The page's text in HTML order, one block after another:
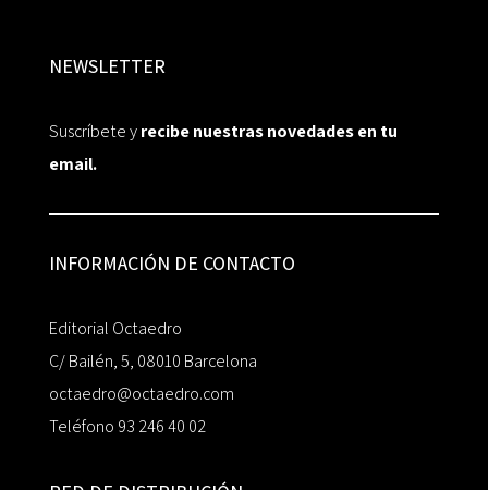
NEWSLETTER
Suscríbete yrecibe nuestras novedades en tu
email.
INFORMACIÓN DE CONTACTO
Editorial Octaedro
C/ Bailén, 5, 08010 Barcelona
octaedro@octaedro.com
Teléfono 93 246 40 02